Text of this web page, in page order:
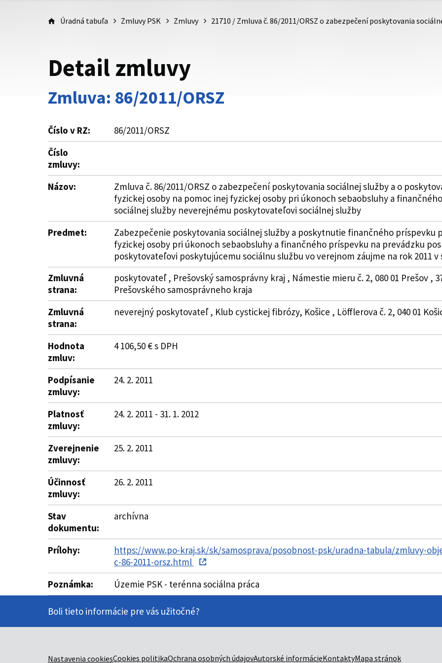
Úradná tabuľa Zmluvy PSK Zmluvy 21710 / Zmluva č. 86/2011/ORSZ o zabezpečení poskytovania
Detail zmluvy
Zmluva: 86/2011/ORSZ
Číslo v RZ:
86/2011/ORSZ
Číslo
zmluvy:
Názov:
Zmluva č. 86/2011/ORSZ o zabezpečení poskytovania sociálnej služby a o
fyzickej osoby na pomoc inej fyzickej osoby pri úkonoch sebaobsluhy a
sociálnej služby neverejnému poskytovateľovi sociálnej služby
Predmet:
Zabezpečenie poskytovania sociálnej služby a poskytnutie finančného príspevku
fyzickej osoby pri úkonoch sebaobsluhy a finančného príspevku na prevádzku
poskytovateľovi poskytujúcemu sociálnu službu vo verejnom záujme na rok 2011
Zmluvná
strana:
poskytovateľ , Prešovský samosprávny kraj , Námestie mieru č. 2, 080 01 Prešov ,
Prešovského samosprávneho kraja
Zmluvná
strana:
neverejný poskytovateľ , Klub cystickej fibrózy, Košice , Löfflerova č. 2, 040 01
Hodnota
zmluv:
4 106,50 € s DPH
Podpísanie
zmluvy:
24. 2. 2011
Platnosť
zmluvy:
24. 2. 2011 - 31. 1. 2012
Zverejnenie
zmluvy:
25. 2. 2011
Účinnosť
zmluvy:
26. 2. 2011
Stav
dokumentu:
archívna
Prílohy:
https://www.po-kraj.sk/sk/samosprava/posobnost-psk/uradna-tabula/zmluvy-
c-86-2011-orsz.html
Poznámka:
Územie PSK - terénna sociálna práca
Boli tieto informácie pre vás užitočné?
Nastavenia cookiesCookies politikaOchrana osobných údajovAutorské informácieKontaktyMapa stránok